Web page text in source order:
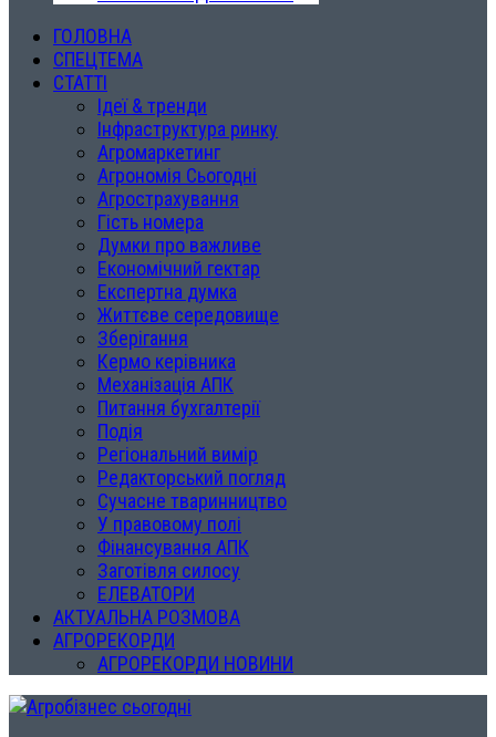
ГОЛОВНА
СПЕЦТЕМА
СТАТТІ
Ідеї & тренди
Інфраструктура ринку
Агромаркетинг
Агрономія Сьогодні
Агрострахування
Гість номера
Думки про важливе
Економічний гектар
Експертна думка
Життєве середовище
Зберігання
Кермо керівника
Механізація АПК
Питання бухгалтерії
Подія
Регіональний вимір
Редакторський погляд
Сучасне тваринництво
У правовому полі
Фінансування АПК
Заготівля силосу
ЕЛЕВАТОРИ
АКТУАЛЬНА РОЗМОВА
АГРОРЕКОРДИ
АГРОРЕКОРДИ НОВИНИ